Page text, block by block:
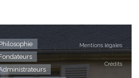
Mentions légales
Crédits